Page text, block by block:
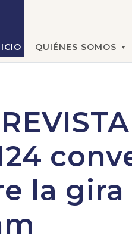
QUIÉNES SOMOS
la